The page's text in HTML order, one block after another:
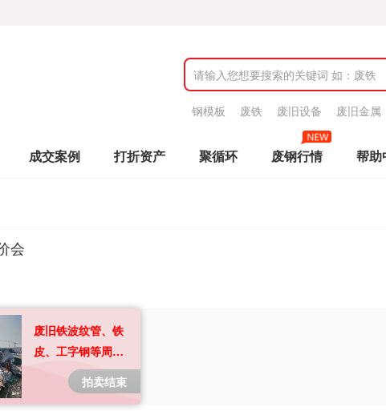
成交案例 打折资产 聚循环 废钢行情 帮助
钢模板 废铁 废旧设备 废旧金属
会
废旧铁波纹管、铁
皮、工字钢等周转
拍卖结束